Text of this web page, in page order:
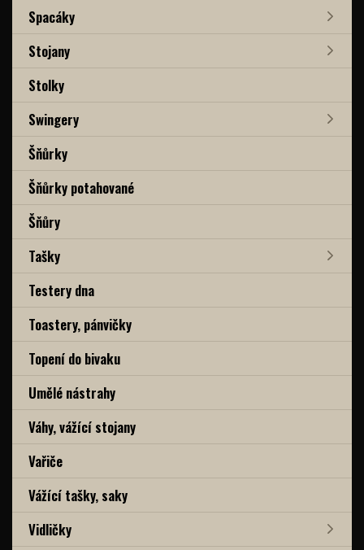
Spacáky
Stojany
Stolky
Swingery
Šňůrky
Šňůrky potahované
Šňůry
Tašky
Testery dna
Toastery, pánvičky
Topení do bivaku
Umělé nástrahy
Váhy, vážící stojany
Vařiče
Vážící tašky, saky
Vidličky